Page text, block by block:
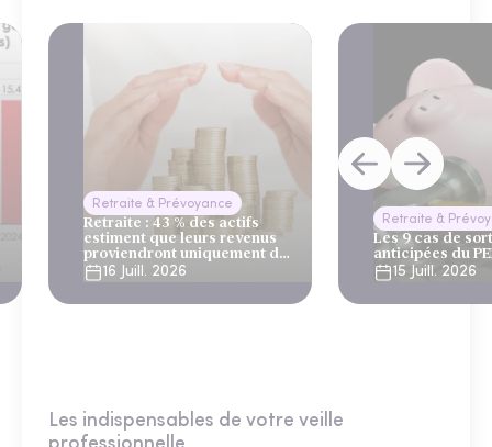
Retraite & Prévoyance
Retraite : 43 % des actifs
estiment que leurs revenus
proviendront uniquement du
système par répartition
16 Juill. 2026
Retraite &
Les 9 cas de
anticipées du
15 Juill. 2026
Les indispensables de votre veille